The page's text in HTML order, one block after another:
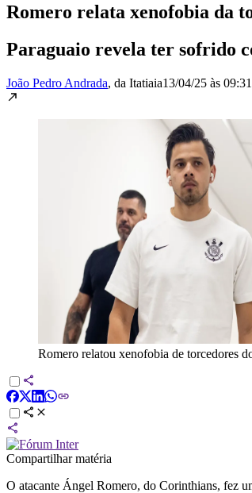
Romero relata xenofobia da
Paraguaio revela ter sofrido
João Pedro Andrada, da Itatiaia13/04/25 às 09:31
Romero relatou xenofobia de torcedores
Compartilhar matéria
O atacante Ángel Romero, do Corinthians, fez